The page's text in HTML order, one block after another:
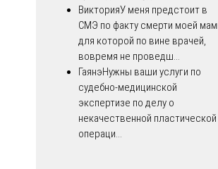
ВикторияУ меня предстоит в
СМЭ по факту смерти моей
для которой по вине врачей,
вовремя не проведш...
ГаянэНужны ваши услуги по
судебно-медицинской
экспертизе по делу о
некачественной пластической
операци...